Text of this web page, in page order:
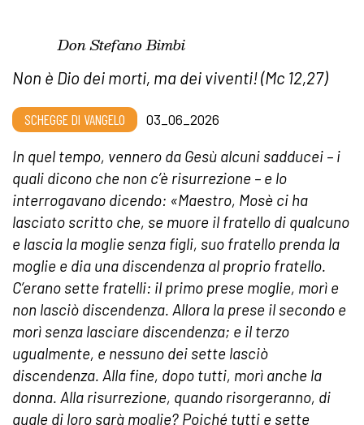
Don Stefano Bimbi
Non è Dio dei morti, ma dei viventi! (Mc 12,27)
SCHEGGE DI VANGELO 03_06_2026
In quel tempo, vennero da Gesù alcuni sadducei – i
quali dicono che non c’è risurrezione – e lo
interrogavano dicendo: «Maestro, Mosè ci ha
lasciato scritto che, se muore il fratello di qualcuno
e lascia la moglie senza figli, suo fratello prenda la
moglie e dia una discendenza al proprio fratello.
C’erano sette fratelli: il primo prese moglie, morì e
non lasciò discendenza. Allora la prese il secondo e
morì senza lasciare discendenza; e il terzo
ugualmente, e nessuno dei sette lasciò
discendenza. Alla fine, dopo tutti, morì anche la
donna. Alla risurrezione, quando risorgeranno, di
quale di loro sarà moglie? Poiché tutti e sette